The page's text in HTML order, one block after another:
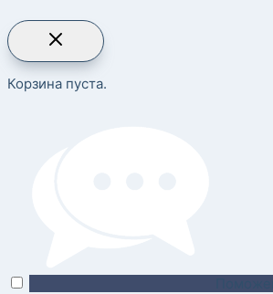
Корзина пуста.